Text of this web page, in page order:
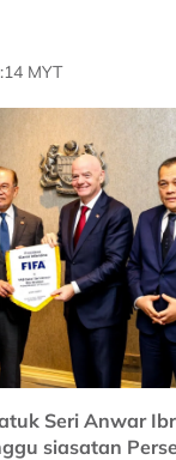
MYT
Seri Anwar
siasatan